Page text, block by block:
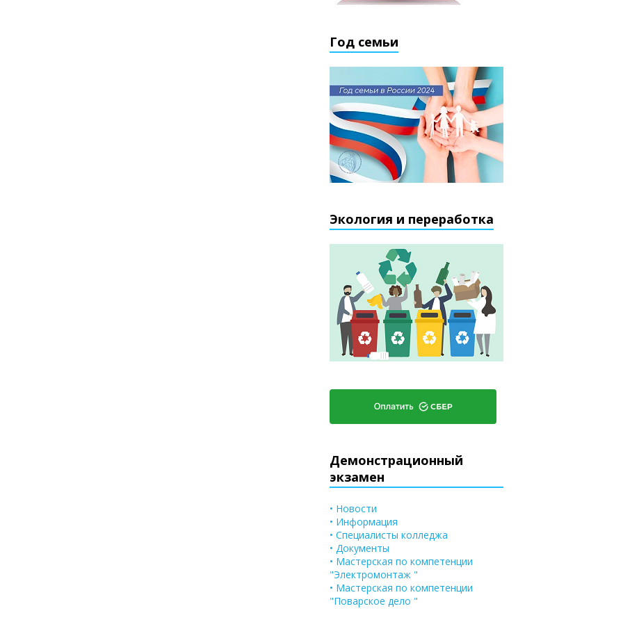
Год семьи
Экология и переработка
Демонстрационный
экзамен
• Новости
• Информация
• Специалисты колледжа
• Документы
• Мастерская по компетенции
"Электромонтаж "
• Мастерская по компетенции
"Поварское дело "